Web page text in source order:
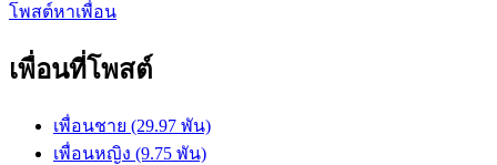
โพสต์หาเพื่อน
เพื่อนที่โพสต์
เพื่อนชาย (29.97 พัน)
เพื่อนหญิง (9.75 พัน)